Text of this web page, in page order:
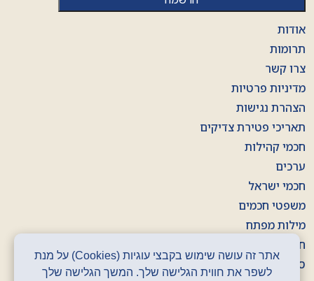
אודות
תרומות
צרו קשר
מדיניות פרטיות
הצהרת נגישות
תאריכי פטירת צדיקים
חכמי קהילות
ערכים
חכמי ישראל
משפטי חכמים
מילות מפתח
חוברות
סרטונים
אתר זה עושה שימוש בקבצי עוגיות (Cookies) על מנת
לשפר את חווית הגלישה שלך. המשך הגלישה שלך